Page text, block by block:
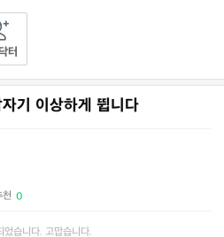
터
기 이상하게 뜁니다
천 0
었습니다. 고맙습니다.